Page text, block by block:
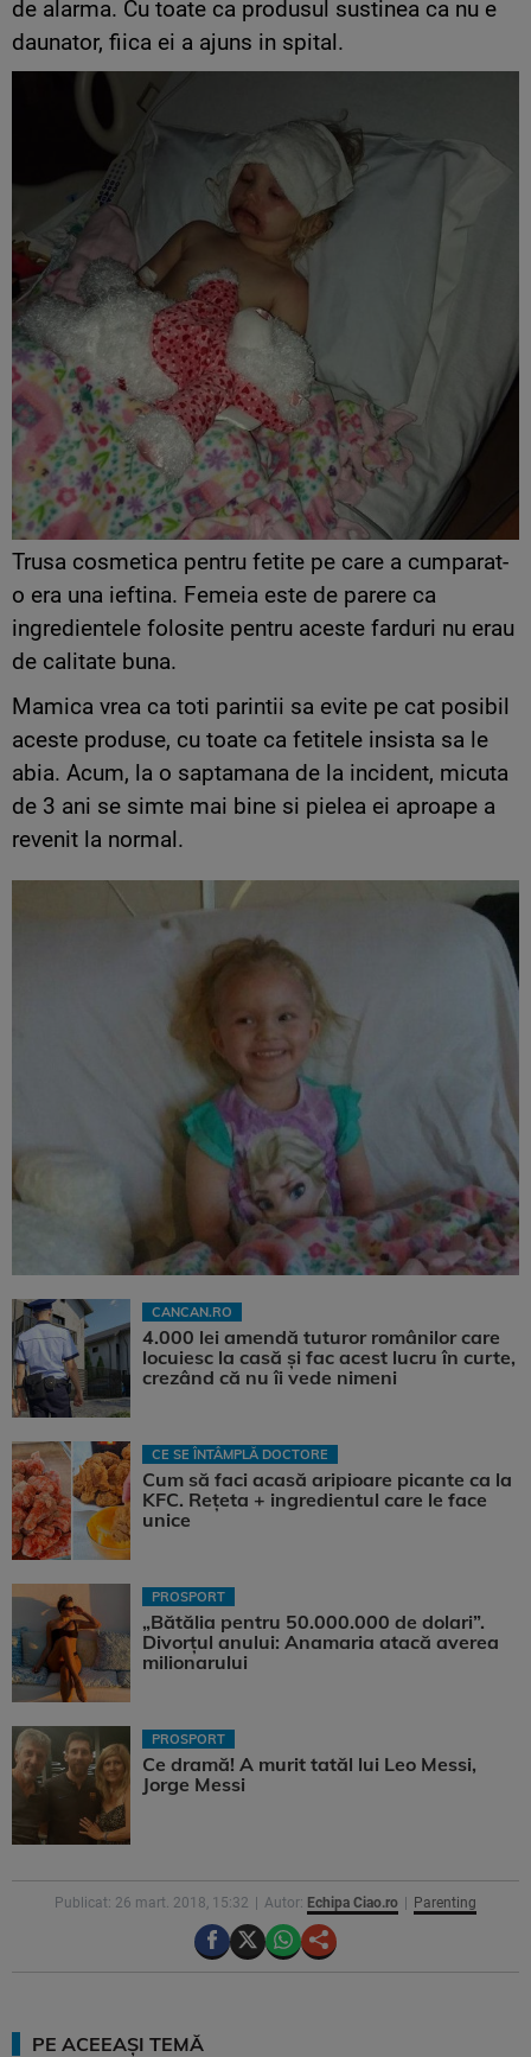
de alarma. Cu toate ca produsul sustinea ca nu e
daunator, fiica ei a ajuns in spital.
Trusa cosmetica pentru fetite pe care a cumparat-
o era una ieftina. Femeia este de parere ca
ingredientele folosite pentru aceste farduri nu erau
de calitate buna.
Mamica vrea ca toti parintii sa evite pe cat posibil
aceste produse, cu toate ca fetitele insista sa le
abia. Acum, la o saptamana de la incident, micuta
de 3 ani se simte mai bine si pielea ei aproape a
revenit la normal.
CANCAN.RO
4.000 lei amendă tuturor românilor care
locuiesc la casă și fac acest lucru în curte,
crezând că nu îi vede nimeni
CE SE ÎNTÂMPLĂ DOCTORE
Cum să faci acasă aripioare picante ca la
KFC. Rețeta + ingredientul care le face
unice
PROSPORT
„Bătălia pentru 50.000.000 de dolari”.
Divorțul anului: Anamaria atacă averea
milionarului
PROSPORT
Ce dramă! A murit tatăl lui Leo Messi,
Jorge Messi
Publicat: 26 mart. 2018, 15:32 Autor: Echipa Ciao.ro Parenting
PE ACEEAȘI TEMĂ